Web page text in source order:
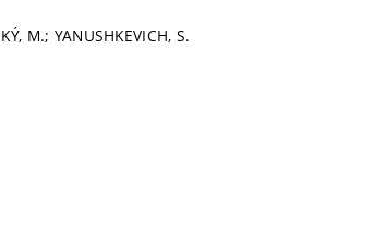
M.; YANUSHKEVICH, S.